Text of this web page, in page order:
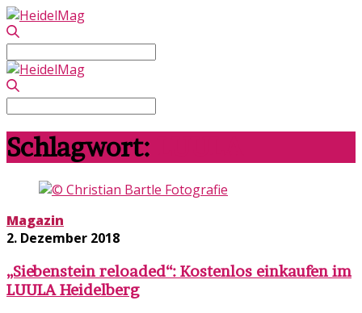
Search
for:
Search
for:
Schlagwort:
Magazin
2. Dezember 2018
„Siebenstein reloaded“: Kostenlos einkaufen im
LUULA Heidelberg